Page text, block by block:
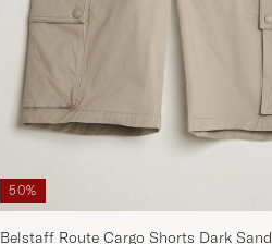
50%
Belstaff Route Cargo Shorts Dark Sand